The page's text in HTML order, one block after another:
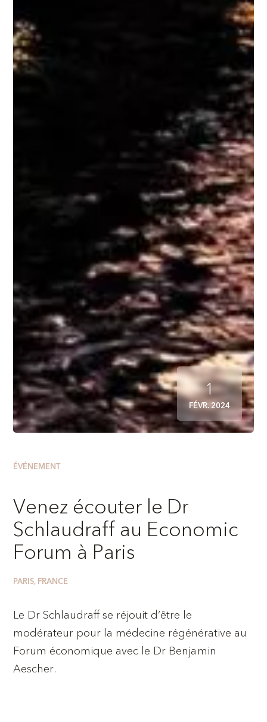
1
FÉVR. 2024
ÉVÉNEMENT
Venez écouter le Dr
Schlaudraff au Economic
Forum à Paris
PARIS, FRANCE
Le Dr Schlaudraff se réjouit d’être le
modérateur pour la médecine régénérative au
Forum économique avec le Dr Benjamin
Aescher.